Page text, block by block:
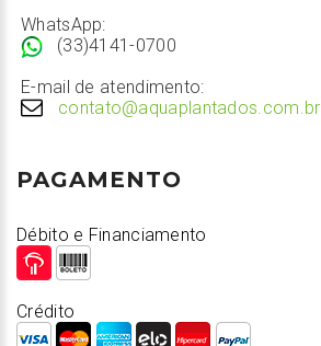
WhatsApp:
(33)4141-0700
E-mail de atendimento:
contato@aquaplantados.com.br
PAGAMENTO
Débito e Financiamento
Crédito